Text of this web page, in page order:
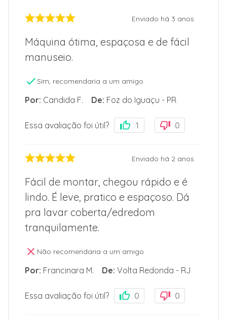
Enviado há 3 anos
Máquina ótima, espaçosa e de fácil
manuseio.
Sim, recomendaria a um amigo
Por: Candida F. De: Foz do Iguaçu - PR
Essa avaliação foi útil? 1 0
Enviado há 2 anos
Fácil de montar, chegou rápido e é
lindo. É leve, pratico e espaçoso. Dá
pra lavar coberta/edredom
tranquilamente.
Não recomendaria a um amigo
Por: Francinara M. De: Volta Redonda - RJ
Essa avaliação foi útil? 0 0